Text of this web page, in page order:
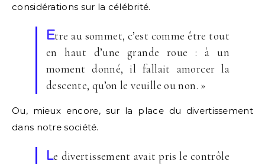
considérations sur la célébrité.
Etre au sommet, c’est comme être tout
en haut d’une grande roue : à un
moment donné, il fallait amorcer la
descente, qu’on le veuille ou non. »
Ou, mieux encore, sur la place du divertissement
dans notre société.
Le divertissement avait pris le contrôle